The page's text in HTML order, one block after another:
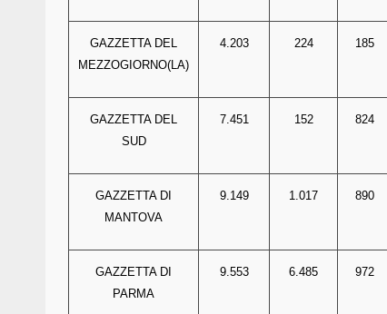
GAZZETTA DEL
MEZZOGIORNO(LA)
4.203 224 185
GAZZETTA DEL
SUD
7.451 152 824
GAZZETTA DI
MANTOVA
9.149 1.017 890
GAZZETTA DI
PARMA
9.553 6.485 972